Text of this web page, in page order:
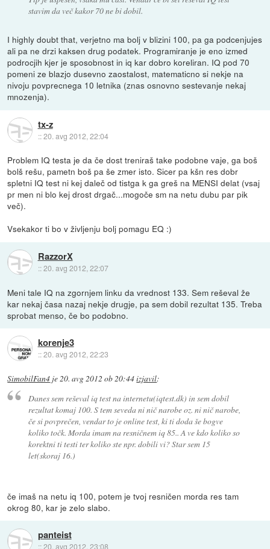
stavim da več kakor 70 ne bi dobil.
I highly doubt that, verjetno ma bolj v blizini 100, pa ga podcenjujes
ali pa ne drzi kaksen drug podatek. Programiranje je eno izmed
podrocjih kjer je sposobnost in iq kar dobro koreliran. IQ pod 70
pomeni ze blazjo dusevno zaostalost, matematicno si nekje na
nivoju povprecnega 10 letnika (znas osnovno sestevanje nekaj
mnozenja).
tx-z
::20. avg 2012, 22:04
Problem IQ testa je da če dost treniraš take podobne vaje, ga boš
bolš rešu, pametn boš pa še zmer isto. Sicer pa kšn res dobr
spletni IQ test ni kej daleč od tistga k ga greš na MENSI delat (vsaj
pr men ni blo kej drost drgač...mogoče sm na netu dubu par pik
več).
Vsekakor ti bo v življenju bolj pomagu EQ :)
RazzorX
::20. avg 2012, 22:07
Meni tale IQ na zgornjem linku da vrednost 133. Sem reševal že
kar nekaj časa nazaj nekje drugje, pa sem dobil rezultat 135. Treba
sprobat menso, če bo podobno.
korenje3
::20. avg 2012, 22:23
SimobilFan4 je 20. avg 2012 ob 20:44izjavil:
Danes sem reševal iq test na internetu(iqtest.dk) in sem dobil
rezultat komaj 100. S tem seveda ni nič narobe oz. ni nič narobe,
če si povprečen, vendar to je online test, ki ti doda še bogve
koliko točk. Morda imam na resničnem iq 85.. A ve kdo koliko so
korektni ti testi ter koliko ste npr. dobili vi? Star sem 15
let(skoraj 16.)
če imaš na netu iq 100, potem je tvoj resničen morda res tam
okrog 80, kar je zelo slabo.
panteist
::20. avg 2012, 23:08